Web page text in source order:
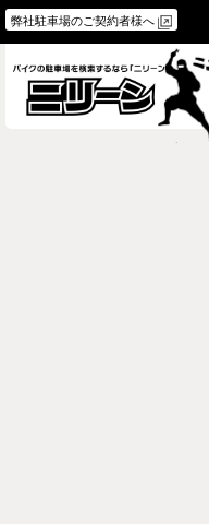
弊社駐車場のご契約者様へ